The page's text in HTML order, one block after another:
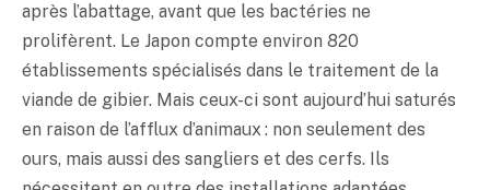
après l’abattage, avant que les bactéries ne
prolifèrent. Le Japon compte environ 820
établissements spécialisés dans le traitement de la
viande de gibier. Mais ceux-ci sont aujourd’hui saturés
en raison de l’afflux d’animaux : non seulement des
ours, mais aussi des sangliers et des cerfs. Ils